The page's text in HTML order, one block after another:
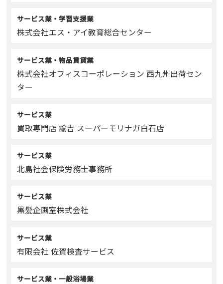
サービス業・学習支援業
株式会社エス・アイ教育総合センター
サービス業・物品賃貸業
株式会社オフィスコーポレーション 西九州出荷セン
ター
サービス業
買取専門店 諭吉 スーパーモリナガ白石店
サービス業
北島社会保険労務士事務所
サービス業
黒髪企画室株式会社
サービス業
有限会社 佐賀検査サービス
サービス業・一般浴場業